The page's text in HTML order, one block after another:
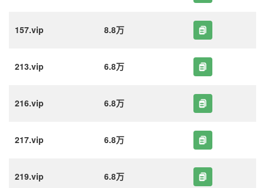
157.vip 8.8万
213.vip 6.8万
216.vip 6.8万
217.vip 6.8万
219.vip 6.8万